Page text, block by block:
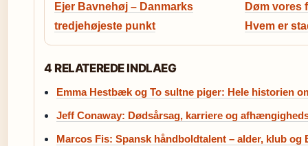
Ejer Bavnehøj – Danmarks
tredjehøjeste punkt
Døm vores
Hvem er
4 RELATEREDE INDLAEG
Emma Hestbæk og To sultne piger: Hele historien
Jeff Conaway: Dødsårsag, karriere og
Marcos Fis: Spansk håndboldtalent – alder, klub